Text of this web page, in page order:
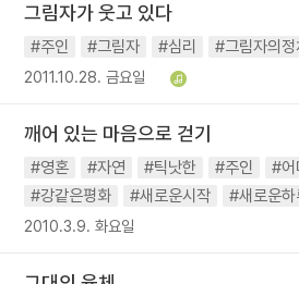
그림자가 웃고 있다
#주인 #그림자 #심리 #그림자의정
2011.10.28. 금요일
깨어 있는 마음으로 걷기
#영혼 #자연 #틱낫한 #주인
#어
#강같은평화
#새로운시작 #새로운하
2010.3.9. 화요일